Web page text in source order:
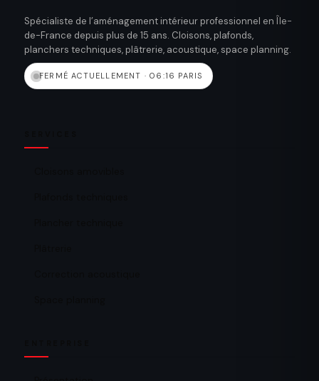
Spécialiste de l’aménagement intérieur professionnel en Île-
de-France depuis plus de 15 ans. Cloisons, plafonds,
planchers techniques, plâtrerie, acoustique, space planning.
FERMÉ ACTUELLEMENT · 06:16 PARIS